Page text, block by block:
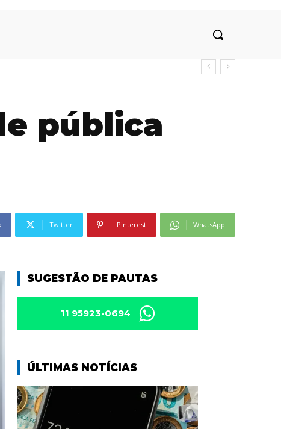
pública
Twitter Pinterest WhatsApp
SUGESTÃO DE PAUTAS
11 95923-0694
ÚLTIMAS NOTÍCIAS